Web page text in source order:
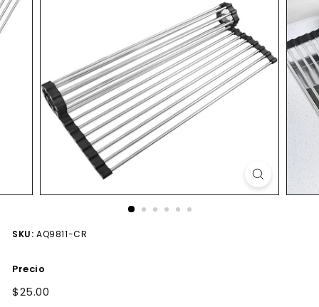
SKU: AQ9811-CR
Precio
Precio
$25.00